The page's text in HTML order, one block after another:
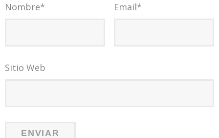
Nombre* Email*
Sitio Web